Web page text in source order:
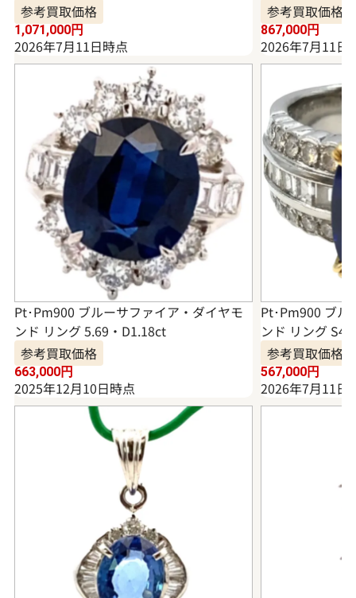
参考買取価格
1,071,000円
2026年7月11日時点
参考買取価格
867,000円
2026年7月11日
Pt･Pm900 ブルーサファイア・ダイヤモ
ンド リング 5.69・D1.18ct
参考買取価格
663,000円
2025年12月10日時点
Pt･Pm900 ブル
ンド リング
参考買取価格
567,000円
2026年7月11日